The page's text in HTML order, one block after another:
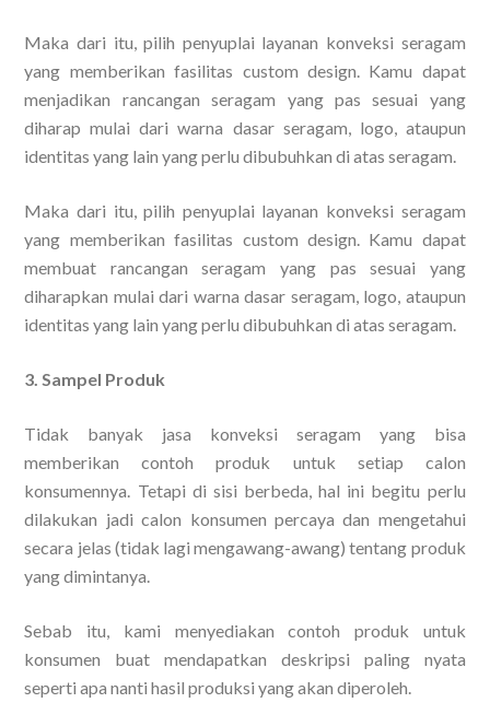
Maka dari itu, pilih penyuplai layanan konveksi seragam
yang memberikan fasilitas custom design. Kamu dapat
menjadikan rancangan seragam yang pas sesuai yang
diharap mulai dari warna dasar seragam, logo, ataupun
identitas yang lain yang perlu dibubuhkan di atas seragam.
Maka dari itu, pilih penyuplai layanan konveksi seragam
yang memberikan fasilitas custom design. Kamu dapat
membuat rancangan seragam yang pas sesuai yang
diharapkan mulai dari warna dasar seragam, logo, ataupun
identitas yang lain yang perlu dibubuhkan di atas seragam.
3. Sampel Produk
Tidak banyak jasa konveksi seragam yang bisa
memberikan contoh produk untuk setiap calon
konsumennya. Tetapi di sisi berbeda, hal ini begitu perlu
dilakukan jadi calon konsumen percaya dan mengetahui
secara jelas (tidak lagi mengawang-awang) tentang produk
yang dimintanya.
Sebab itu, kami menyediakan contoh produk untuk
konsumen buat mendapatkan deskripsi paling nyata
seperti apa nanti hasil produksi yang akan diperoleh.